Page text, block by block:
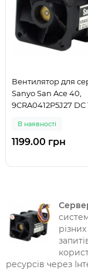
Вентилятор для
Sanyo San Ace 40,
9CRA0412P5J27 DC
В наявності
1199.00 грн
ресурсів через